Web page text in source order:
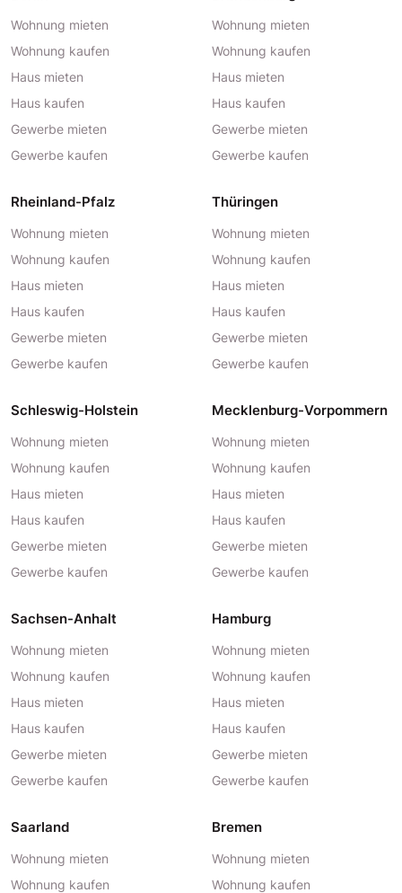
Wohnung mieten
Wohnung kaufen
Haus mieten
Haus kaufen
Gewerbe mieten
Gewerbe kaufen
Wohnung mieten
Wohnung kaufen
Haus mieten
Haus kaufen
Gewerbe mieten
Gewerbe kaufen
Rheinland-Pfalz
Wohnung mieten
Wohnung kaufen
Haus mieten
Haus kaufen
Gewerbe mieten
Gewerbe kaufen
Thüringen
Wohnung mieten
Wohnung kaufen
Haus mieten
Haus kaufen
Gewerbe mieten
Gewerbe kaufen
Schleswig-Holstein
Wohnung mieten
Wohnung kaufen
Haus mieten
Haus kaufen
Gewerbe mieten
Gewerbe kaufen
Mecklenburg-Vorpommern
Wohnung mieten
Wohnung kaufen
Haus mieten
Haus kaufen
Gewerbe mieten
Gewerbe kaufen
Sachsen-Anhalt
Wohnung mieten
Wohnung kaufen
Haus mieten
Haus kaufen
Gewerbe mieten
Gewerbe kaufen
Hamburg
Wohnung mieten
Wohnung kaufen
Haus mieten
Haus kaufen
Gewerbe mieten
Gewerbe kaufen
Saarland
Wohnung mieten
Wohnung kaufen
Bremen
Wohnung mieten
Wohnung kaufen